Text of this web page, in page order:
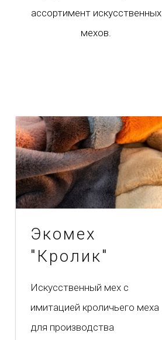
ассортимент искусственных
мехов.
Экомех
"Кролик"
Искусственный мех с
имитацией кроличьего меха
для производства